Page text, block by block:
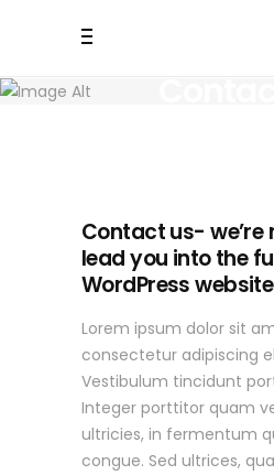
Contact us- we’re
lead you into the
WordPress
Lorem ipsum dolor sit
consectetur adipiscing
Vestibulum tincidunt
Integer porttitor quam
ultricies, in fermentum
congue. Sed ultrices,